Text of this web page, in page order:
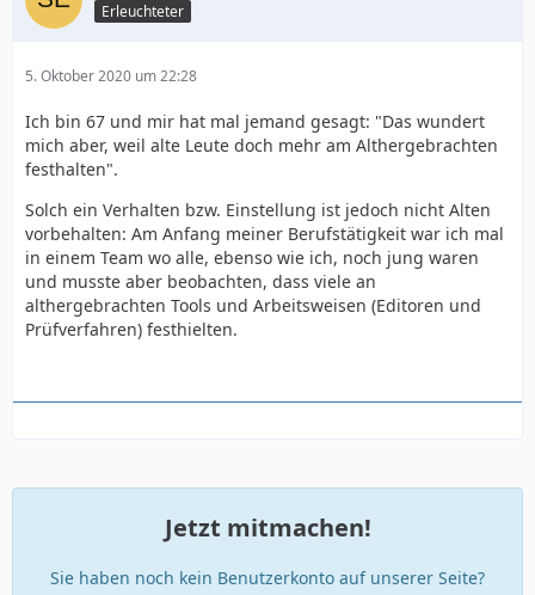
Erleuchteter
5. Oktober 2020 um 22:28
Ich bin 67 und mir hat mal jemand gesagt: "Das wundert
mich aber, weil alte Leute doch mehr am Althergebrachten
festhalten".
Solch ein Verhalten bzw. Einstellung ist jedoch nicht Alten
vorbehalten: Am Anfang meiner Berufstätigkeit war ich mal
in einem Team wo alle, ebenso wie ich, noch jung waren
und musste aber beobachten, dass viele an
althergebrachten Tools und Arbeitsweisen (Editoren und
Prüfverfahren) festhielten.
Jetzt mitmachen!
Sie haben noch kein Benutzerkonto auf unserer Seite?